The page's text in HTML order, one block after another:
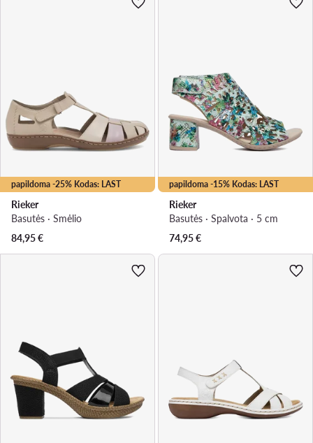
papildoma -25% Kodas: LAST
Rieker
Basutės · Smėlio
84,95€
papildoma -15% Kodas: LAST
Rieker
Basutės · Spalvota · 5 cm
74,95€